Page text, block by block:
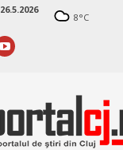
26.5.2026
8°C